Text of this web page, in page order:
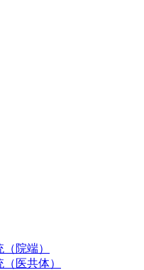
院端）
医共体）